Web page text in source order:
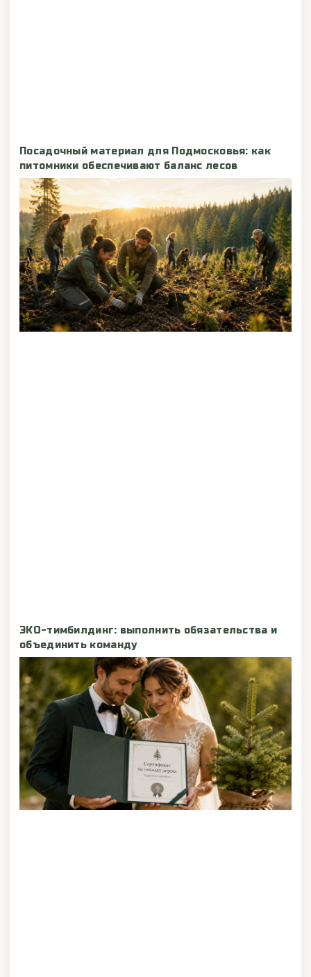
Посадочный материал для Подмосковья: как
питомники обеспечивают баланс лесов
ЭКО-тимбилдинг: выполнить обязательства и
объединить команду